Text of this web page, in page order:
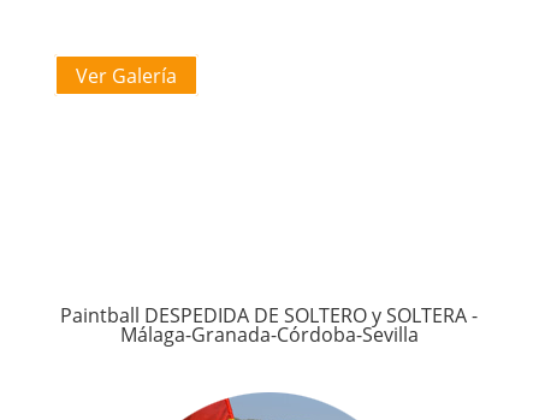
Ver Galería
Paintball DESPEDIDA DE SOLTERO y SOLTERA -
Málaga-Granada-Córdoba-Sevilla